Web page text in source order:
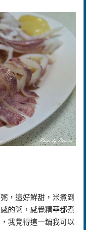
，這好鮮甜，米煮到
的粥，感覺精華都煮
我覺得這一鍋我可以